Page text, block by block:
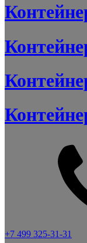
+7 499 325-31-31